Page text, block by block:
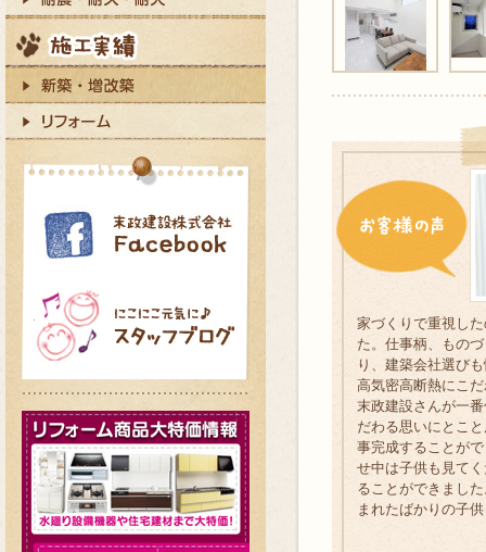
家づくりで重視し
た。仕事柄、もの
り、建築会社選び
高気密高断熱にこ
末政建設さんが一
だわる思いにとこ
事完成することが
せ中は子供も見て
ることができまし
まれたばかりの子